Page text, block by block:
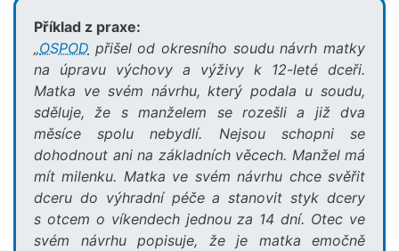
Příklad z praxe:
„OSPOD přišel od okresního soudu návrh matky
na úpravu výchovy a výživy k 12-leté dceři.
Matka ve svém návrhu, který podala u soudu,
sděluje, že s manželem se rozešli a již dva
měsíce spolu nebydlí. Nejsou schopni se
dohodnout ani na základních věcech. Manžel má
mít milenku. Matka ve svém návrhu chce svěřit
dceru do výhradní péče a stanovit styk dcery
s otcem o víkendech jednou za 14 dní. Otec ve
svém návrhu popisuje, že je matka emočně